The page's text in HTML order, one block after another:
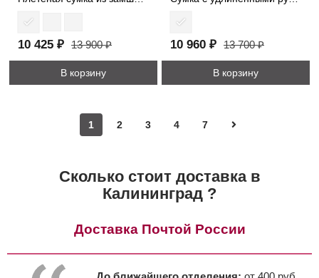
10 425 ₽ 13 900 ₽
В корзину
10 960 ₽ 13 700 ₽
В корзину
1 2 3 4 7
Сколько стоит доставка в
Калининград ?
Доставка Почтой России